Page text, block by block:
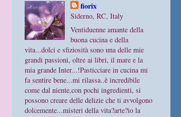
fiorix
Siderno, RC, Italy
Ventiduenne amante della
buona cucina e della
vita...dolci e sfiziosità sono una delle mie
grandi passioni, oltre ai libri, il mare e la
mia grande Inter...!Pasticciare in cucina mi
fa sentire bene...mi rilassa..è incredibile
come dal niente,con pochi ingredienti, si
possono creare delle delizie che ti avvolgono
dolcemente...misteri della vita?arte?io la